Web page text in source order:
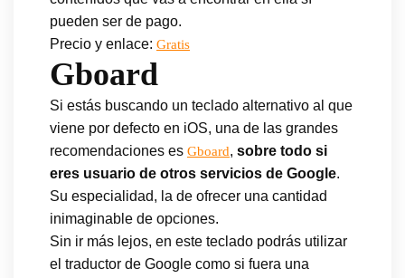
pueden ser de pago.
Precio y enlace: Gratis
Gboard
Si estás buscando un teclado alternativo al que
viene por defecto en iOS, una de las grandes
recomendaciones es Gboard, sobre todo si
eres usuario de otros servicios de Google.
Su especialidad, la de ofrecer una cantidad
inimaginable de opciones.
Sin ir más lejos, en este teclado podrás utilizar
el traductor de Google como si fuera una